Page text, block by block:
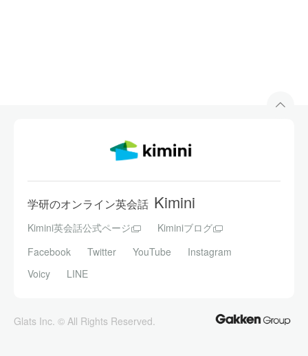
学研のオンライン英会話 Kimini
Kimini英会話公式ページ
Kiminiブログ
Facebook
Twitter YouTube
Instagram
Voicy
LINE
Glats Inc. © All Rights Reserved.